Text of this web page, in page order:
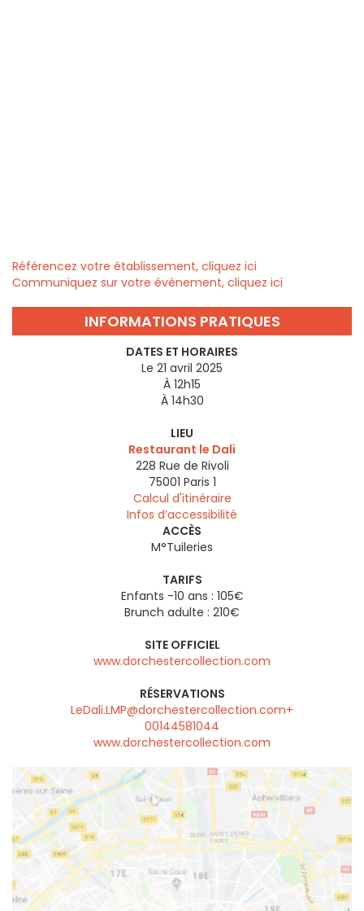
Référencez votre établissement, cliquez ici
Communiquez sur votre évènement, cliquez ici
INFORMATIONS PRATIQUES
DATES ET HORAIRES
Le 21 avril 2025
À 12h15
À 14h30
LIEU
Restaurant le Dali
228 Rue de Rivoli
75001 Paris 1
Calcul d'itinéraire
Infos d’accessibilité
ACCÈS
M°Tuileries
TARIFS
Enfants -10 ans : 105€
Brunch adulte : 210€
SITE OFFICIEL
www.dorchestercollection.com
RÉSERVATIONS
LeDali.LMP@dorchestercollection.com+
00144581044
www.dorchestercollection.com